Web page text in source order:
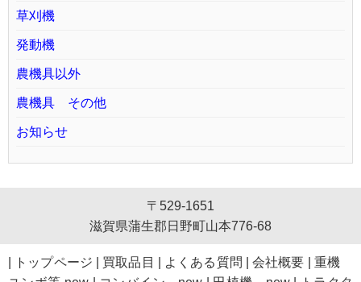
草刈機
発動機
農機具以外
農機具 その他
お知らせ
〒529-1651
滋賀県蒲生郡日野町山本776-68
トップページ 買取品目 よくある質問 |会社概要
重機